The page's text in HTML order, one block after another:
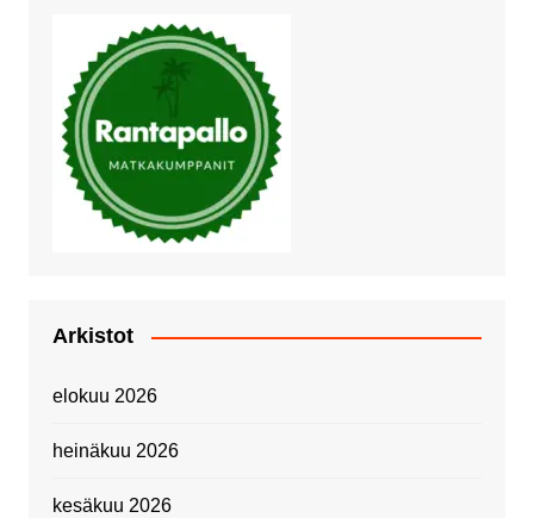
Arkistot
elokuu 2026
heinäkuu 2026
kesäkuu 2026